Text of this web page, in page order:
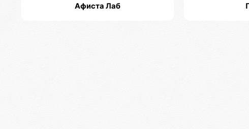
Афиста Лаб